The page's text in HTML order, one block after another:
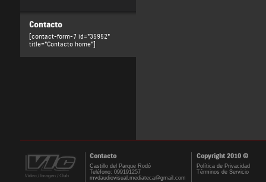
Contacto
[contact-form-7 id="35952"
title="Contacto home"]
Contacto Copyright 2010 ©
Castillo del Parque Rodó
Teléfono: 099191257
mvdaudiovisual.mediateca@gmail.com
Política de Privacidad
Términos de Servicio